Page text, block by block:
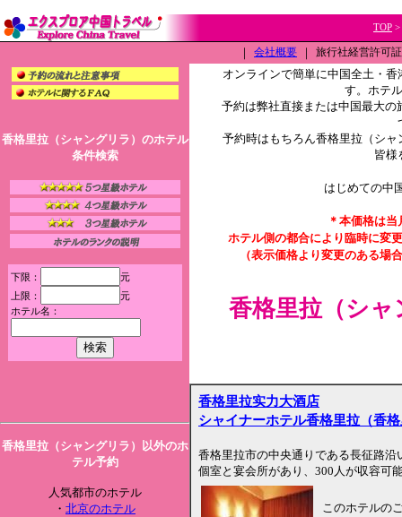
TOP >
｜ 会社概要 ｜ 旅行社経営許可
香格里拉（シャングリラ）のホテル
条件検索
下限：
元
上限：
元
ホテル名：
香格里拉（シャングリラ）以外のホ
テル予約
人気都市のホテル
・ 北京のホテル
オンラインで簡単に中国全土・
す。ホテ
予約は弊社直接または中国最大
予約時はもちろん香格里拉（シ
皆様
はじめての中
＊本価格は
ホテル側の都合により臨時に変
（表示価格より変更のある場
香格里拉（シ
香格里拉实力大酒店
シャイナーホテル香格里拉（香
香格里拉市の中央通りである長征路
個室と宴会所があり、300人が収容可
このホテルの